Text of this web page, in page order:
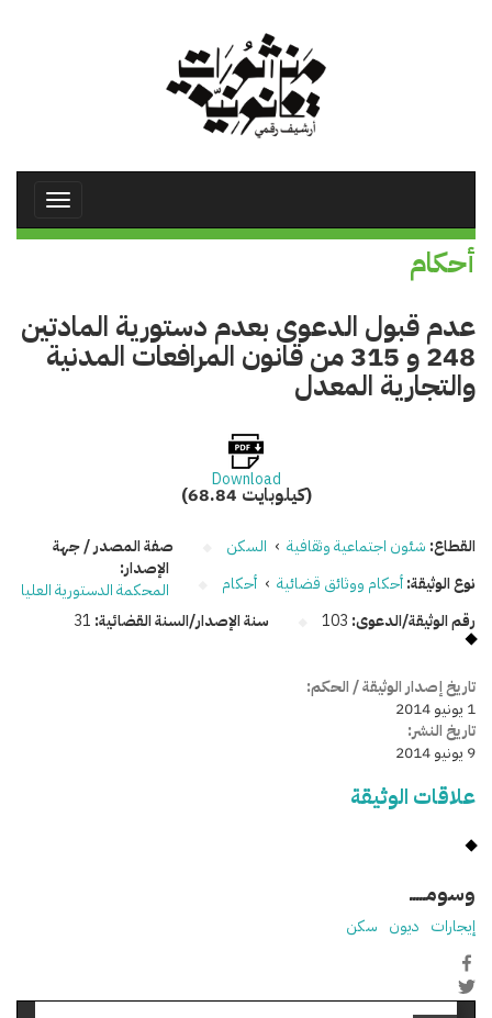
Toggle
أحكام
عدم قبول الدعوى بعدم دستورية المادتين
248 و 315 من قانون المرافعات المدنية
والتجارية المعدل
Download
(68.84 كيلوبايت)
القطاع: شئون اجتماعية وثقافية › السكن
نوع الوثيقة:أحكام ووثائق قضائية › أحكام
رقم الوثيقة/الدعوى: 103 سنة الإصدار/السنة القضائية: 31
صفة المصدر / جهة
الإصدار:
المحكمة الدستورية العليا
تاريخ إصدار الوثيقة / الحكم:
1 يونيو 2014
تاريخ النشر:
9 يونيو 2014
علاقات الوثيقة
وسومـــــ
إيجارات ديون سكن